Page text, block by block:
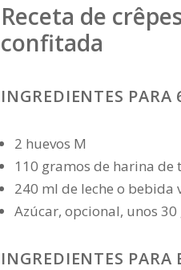
Receta de
confitada
INGREDIENTES PARA
2 huevos M
110 gramos de harina
240 ml de leche o bebida
Azúcar, opcional, unos
INGREDIENTES PARA